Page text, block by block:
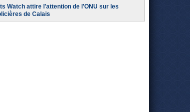
Watch attire l'attention de l'ONU sur les
de Calais